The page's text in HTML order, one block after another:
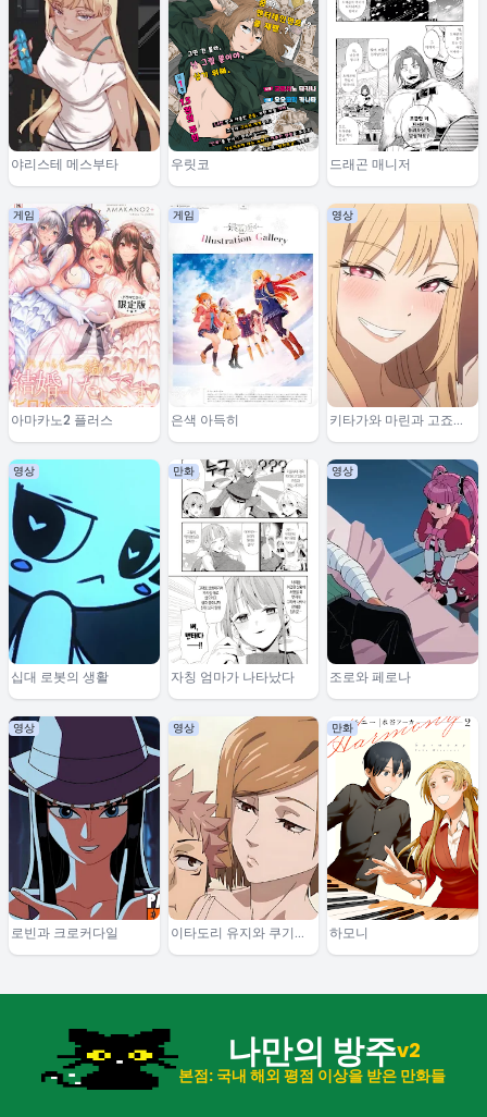
야리스테 메스부타 우릿코 드래곤 매니저
게임
아마카노2 플러스
게임
은색 아득히
영상
키타가와 마린과 고죠의
일상
영상
십대 로봇의 생활
만화
자칭 엄마가 나타났다
영상
조로와 페로나
영상
로빈과 크로커다일
영상
이타도리 유지와 쿠기사
키 노바라
만화
하모니
나만의 방주v2
본점: 국내 해외 평점 이상을 받은 만화들